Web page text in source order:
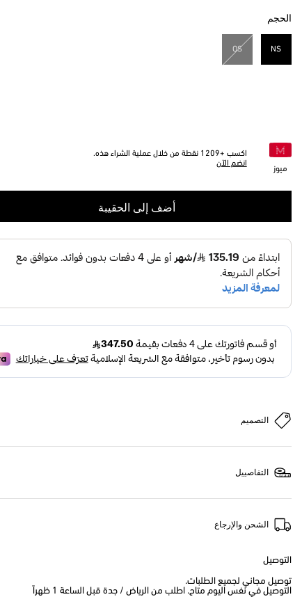
الحجم
NS
OS
ميوز
اكسب +1209 نقطة من خلال عملية الشراء هذه.
انضم الآن
أضف إلى الحقيبة
التصميم
التفاصييل
الشحن والإرجاع
التوصيل
توصيل مجاني لجميع الطلبات.
التوصيل في نفس اليوم متاح. اطلب من الرياض / جدة قبل الساعة 1 ظهراً